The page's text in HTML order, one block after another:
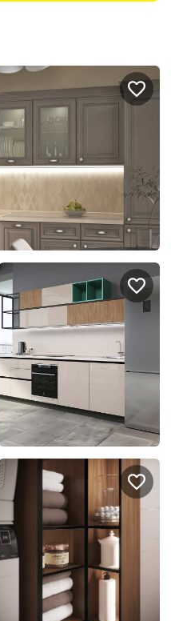
Витрина как в бутике:
стекла для
которые покажут всё в
лучшем виде
5 2995
Покупателям